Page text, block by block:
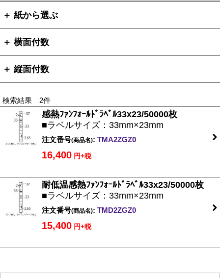
＋ 紙から選ぶ
＋ 横面付数
＋ 縦面付数
検索結果 2件
感熱ﾌｧﾝﾌｫｰﾙﾄﾞﾗﾍﾞﾙ33x23/50000枚
■ラベルサイズ：33mm×23mm
注文番号(商品名): TMA2ZGZ0
16,400 円+税
耐低温感熱ﾌｧﾝﾌｫｰﾙﾄﾞﾗﾍﾞﾙ33x23/50000枚
■ラベルサイズ：33mm×23mm
注文番号(商品名): TMD2ZGZ0
15,400 円+税